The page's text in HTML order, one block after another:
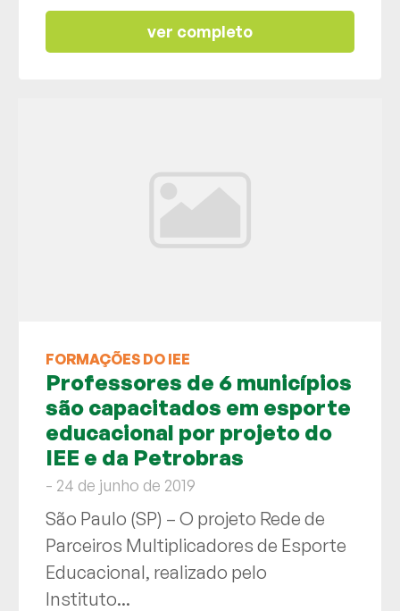
ver completo
FORMAÇÕES DO IEE
Professores de 6 municípios
são capacitados em esporte
educacional por projeto do
IEE e da Petrobras
- 24 de junho de 2019
São Paulo (SP) – O projeto Rede de
Parceiros Multiplicadores de Esporte
Educacional, realizado pelo
Instituto...